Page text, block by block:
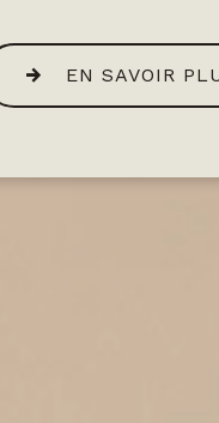
EN SAVOIR